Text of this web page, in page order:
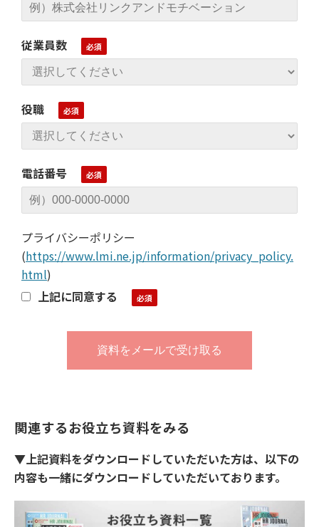
従業員数
役職
電話番号
プライバシーポリシー
(https://www.lmi.ne.jp/information/privacy_policy.
html)
上記に同意する
関連するお役立ち資料をみる
▼上記資料をダウンロードしていただいた方は、以下の
内容も一緒にダウンロードしていただいております。